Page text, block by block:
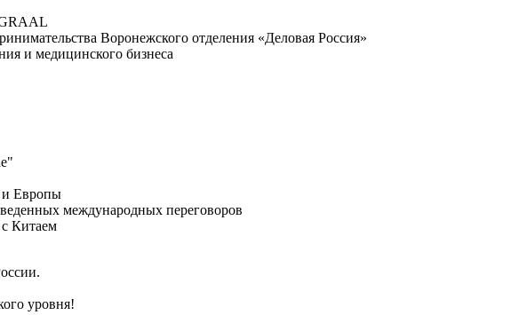
Воронежского отделения «Деловая Россия»
и медицинского бизнеса
и Европы
международных переговоров
Китаем
уровня!